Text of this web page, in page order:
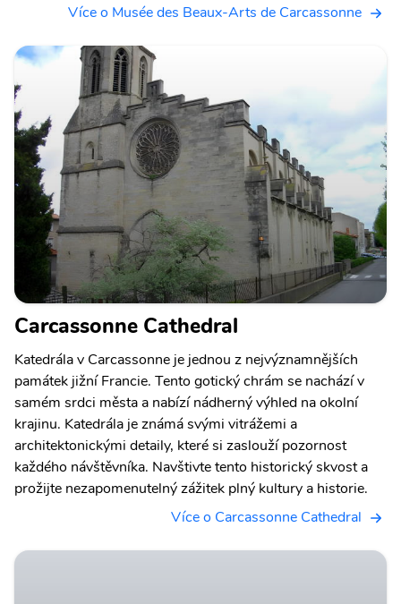
Více o Musée des Beaux-Arts de Carcassonne
Carcassonne Cathedral
Katedrála v Carcassonne je jednou z nejvýznamnějších
památek jižní Francie. Tento gotický chrám se nachází v
samém srdci města a nabízí nádherný výhled na okolní
krajinu. Katedrála je známá svými vitrážemi a
architektonickými detaily, které si zaslouží pozornost
každého návštěvníka. Navštivte tento historický skvost a
prožijte nezapomenutelný zážitek plný kultury a historie.
Více o Carcassonne Cathedral